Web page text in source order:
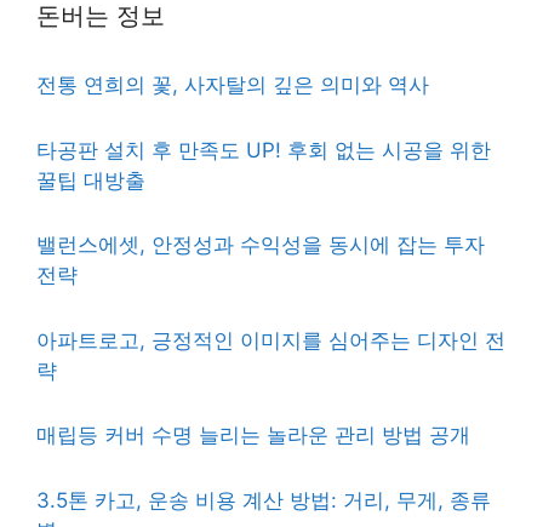
돈버는 정보
전통 연희의 꽃, 사자탈의 깊은 의미와 역사
타공판 설치 후 만족도 UP! 후회 없는 시공을 위한
꿀팁 대방출
밸런스에셋, 안정성과 수익성을 동시에 잡는 투자
전략
아파트로고, 긍정적인 이미지를 심어주는 디자인 전
략
매립등 커버 수명 늘리는 놀라운 관리 방법 공개
3.5톤 카고, 운송 비용 계산 방법: 거리, 무게, 종류